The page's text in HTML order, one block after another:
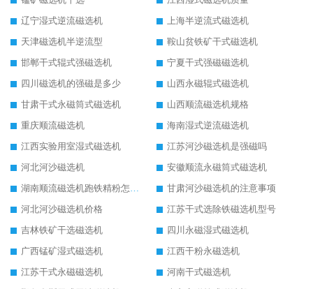
辽宁湿式逆流磁选机
上海半逆流式磁选机
天津磁选机半逆流型
鞍山贫铁矿干式磁选机
邯郸干式辊式强磁选机
宁夏干式强磁磁选机
四川磁选机的强磁是多少
山西永磁辊式磁选机
甘肃干式永磁筒式磁选机
山西顺流磁选机规格
重庆顺流磁选机
海南湿式逆流磁选机
江西实验用室湿式磁选机
江苏河沙磁选机是强磁吗
河北河沙磁选机
安徽顺流永磁筒式磁选机
湖南顺流磁选机跑铁精粉怎么处理
甘肃河沙磁选机的注意事项
河北河沙磁选机价格
江苏干式选除铁磁选机型号
吉林铁矿干选磁选机
四川永磁湿式磁选机
广西锰矿湿式磁选机
江西干粉永磁选机
江苏干式永磁磁选机
河南干式磁选机